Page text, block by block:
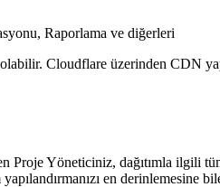
Raporlama ve diğerleri
Cloudflare üzerinden CDN
Proje Yöneticiniz, dağıtımla ilgili
en derinlemesine